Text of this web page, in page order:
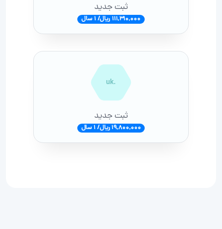
ثبت جدید
111,310,000 ریال/ 1 سال
.uk
ثبت جدید
19,800,000 ریال/ 1 سال